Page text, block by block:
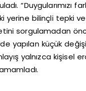
bilinçli tepki
sorgulamadan
yapılan küçük
yalnızca